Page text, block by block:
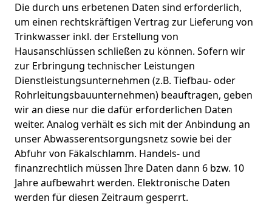
Die durch uns erbetenen Daten sind erforderlich,
um einen rechtskräftigen Vertrag zur Lieferung von
Trinkwasser inkl. der Erstellung von
Hausanschlüssen schließen zu können. Sofern wir
zur Erbringung technischer Leistungen
Dienstleistungsunternehmen (z.B. Tiefbau- oder
Rohrleitungsbauunternehmen) beauftragen, geben
wir an diese nur die dafür erforderlichen Daten
weiter. Analog verhält es sich mit der Anbindung an
unser Abwasserentsorgungsnetz sowie bei der
Abfuhr von Fäkalschlamm. Handels- und
finanzrechtlich müssen Ihre Daten dann 6 bzw. 10
Jahre aufbewahrt werden. Elektronische Daten
werden für diesen Zeitraum gesperrt.